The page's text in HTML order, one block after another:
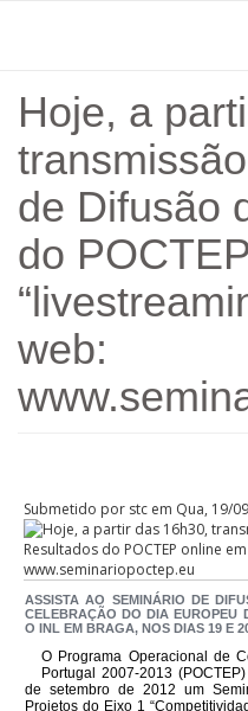
Home
Apresentação
Projetos aprovados
Convocatórias
Procedimentos
Comunicação
Ligações
Hoje, a
de Difusão
do
web:
Submetido por stc em Qua, 19/
ASSISTA AO SEMINÁRIO DE
CELEBRAÇÃO DO DIA EUROPEU
O INL EM BRAGA, NOS DIAS 19 E
O Programa Operacional de
Portugal 2007-2013
de setembro de 2012 um
Projetos do Eixo 1